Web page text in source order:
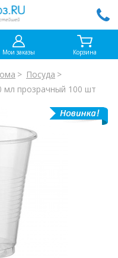
Мои заказы Корзина
Посуда
мл прозрачный 100 шт